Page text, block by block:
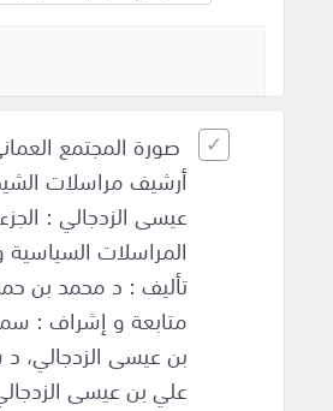
صورة المجتمع
أرشيف مراسلات
عيسى الزدجالي :
المراسلات السياسية
تأليف : د محمد بن
متابعة و إشراف :
بن عيسى الزدجالي،
علي بن عيسى